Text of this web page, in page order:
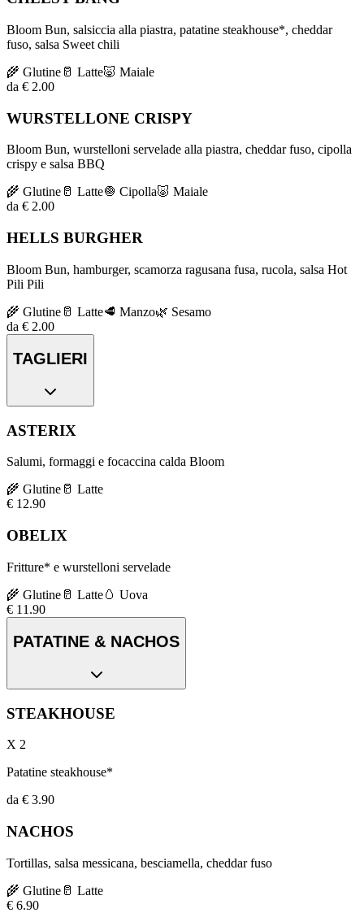
Bloom Bun, salsiccia alla piastra, patatine steakhouse*, cheddar
fuso, salsa Sweet chili
🌾 Glutine 🥛 Latte🐷 Maiale
da € 2.00
WURSTELLONE CRISPY
Bloom Bun, wurstelloni servelade alla piastra, cheddar fuso, cipolla
crispy e salsa BBQ
🌾 Glutine 🥛 Latte🧅 Cipolla🐷 Maiale
da € 2.00
HELLS BURGHER
Bloom Bun, hamburger, scamorza ragusana fusa, rucola, salsa Hot
Pili Pili
🌾 Glutine 🥛 Latte🥩 Manzo🌿 Sesamo
da € 2.00
TAGLIERI
ASTERIX
Salumi, formaggi e focaccina calda Bloom
🌾 Glutine 🥛 Latte
€ 12.90
OBELIX
Fritture* e wurstelloni servelade
🌾 Glutine 🥛 Latte🥚 Uova
€ 11.90
PATATINE & NACHOS
STEAKHOUSE
X 2
Patatine steakhouse*
da € 3.90
NACHOS
Tortillas, salsa messicana, besciamella, cheddar fuso
🌾 Glutine 🥛 Latte
€ 6.90